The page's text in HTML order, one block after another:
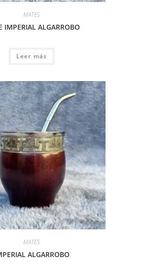
MATES
IMPERIAL ALGARROBO
Leer más
MATES
ALGARROBO